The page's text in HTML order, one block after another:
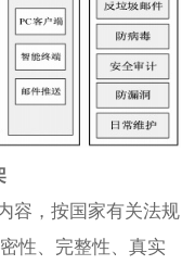
，按国家有关法规
性、完整性、真实